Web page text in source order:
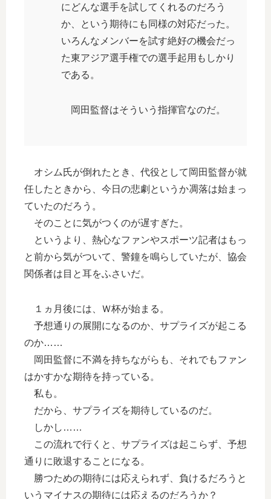
にどんな選手を試してくれるのだろう
か、という期待にも同様の対応だった。
いろんなメンバーを試す絶好の機会だっ
た東アジア選手権での選手起用もしかり
である。
岡田監督はそういう指揮官なのだ。
オシム氏が倒れたとき、代役として岡田監督が就
任したときから、今日の悲劇というか凋落は始まっ
ていたのだろう。
そのことに気がつくのが遅すぎた。
というより、熱心なファンやスポーツ記者はもっ
と前から気がついて、警鐘を鳴らしていたが、協会
関係者は目と耳をふさいだ。
１ヵ月後には、Ｗ杯が始まる。
予想通りの展開になるのか、サプライズが起こる
のか……
岡田監督に不満を持ちながらも、それでもファン
はかすかな期待を持っている。
私も。
だから、サプライズを期待しているのだ。
しかし……
この流れで行くと、サプライズは起こらず、予想
通りに敗退することになる。
勝つための期待には応えられず、負けるだろうと
いうマイナスの期待には応えるのだろうか？